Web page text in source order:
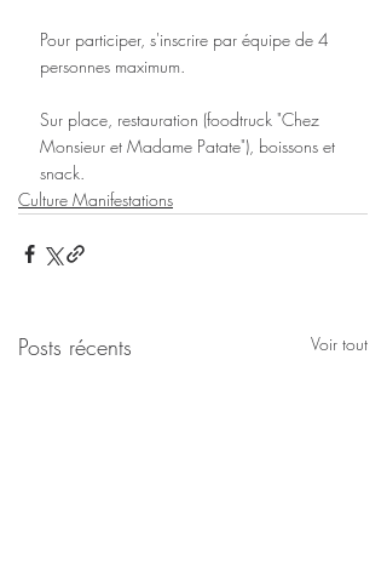
Pour participer, s'inscrire par équipe de 4
personnes maximum.
Sur place, restauration (foodtruck "Chez
Monsieur et Madame Patate"), boissons et
snack.
Culture Manifestations
Posts récents Voir tout